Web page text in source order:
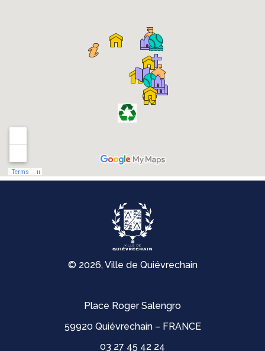
© 2026, Ville de Quiévrechain
Place Roger Salengro
59920 Quiévrechain – FRANCE
03 27 45 42 24